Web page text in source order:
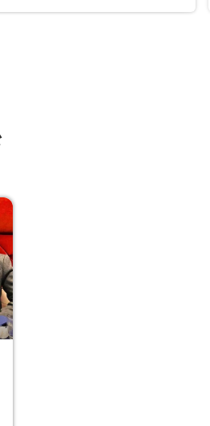
会うことができ
に沢山相談して
たところ彼も大
ございます。